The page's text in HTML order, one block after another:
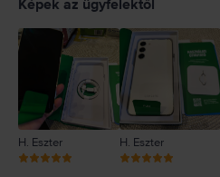
1
Képek az ügyfelektől
H. Eszter H. Eszter